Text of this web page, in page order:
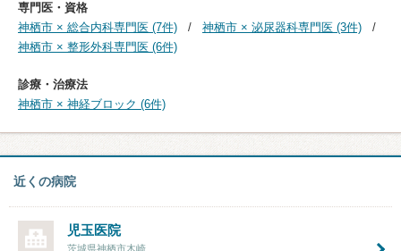
専門医・資格
神栖市 × 総合内科専門医 (7件)
神栖市 × 泌尿器科専門医 (3件)
神栖市 × 整形外科専門医 (6件)
診療・治療法
神栖市 × 神経ブロック (6件)
近くの病院
児玉医院
茨城県神栖市木崎